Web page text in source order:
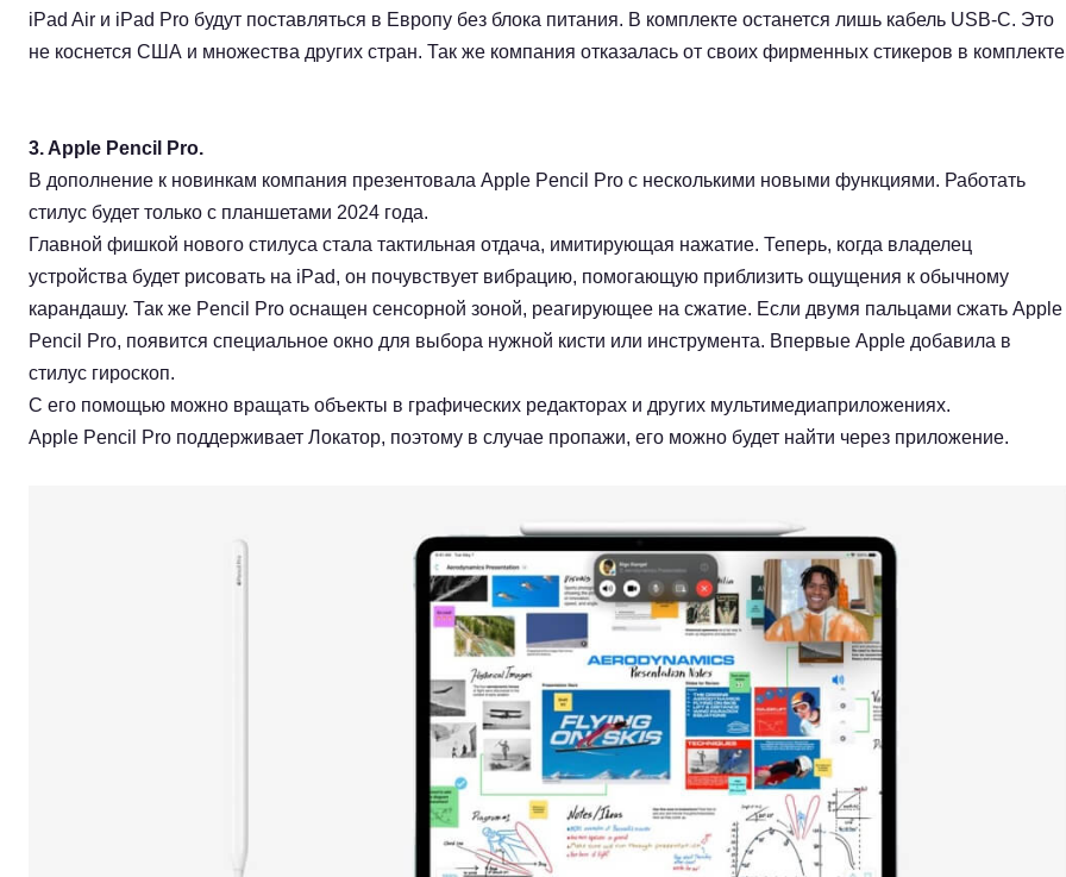
iPad Air и iPad Pro будут поставляться в Европу без блока питания. В комплекте останется лишь кабель USB-C. Это
не коснется США и множества других стран. Так же компания отказалась от своих фирменных стикеров в
3. Apple Pencil Pro.
В дополнение к новинкам компания презентовала Apple Pencil Pro с несколькими новыми функциями. Работать
стилус будет только с планшетами 2024 года.
Главной фишкой нового стилуса стала тактильная отдача, имитирующая нажатие. Теперь, когда владелец
устройства будет рисовать на iPad, он почувствует вибрацию, помогающую приблизить ощущения к обычному
карандашу. Так же Pencil Pro оснащен сенсорной зоной, реагирующее на сжатие. Если двумя пальцами сжать Apple
Pencil Pro, появится специальное окно для выбора нужной кисти или инструмента. Впервые Apple добавила в
стилус гироскоп.
С его помощью можно вращать объекты в графических редакторах и других мультимедиаприложениях.
Apple Pencil Pro поддерживает Локатор, поэтому в случае пропажи, его можно будет найти через приложение.